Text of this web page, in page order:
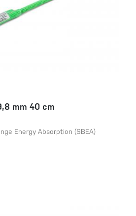
mm 40 cm
Energy Absorption (SBEA)